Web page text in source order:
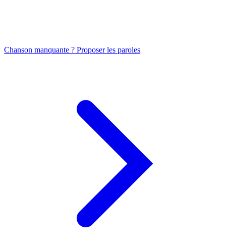
Chanson manquante ? Proposer les paroles